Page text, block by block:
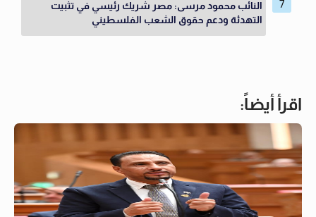
النائب محمود مرسى: مصر شريك رئيسي في تثبيت
التهدئة ودعم حقوق الشعب الفلسطيني
اقرأ أيضاً: